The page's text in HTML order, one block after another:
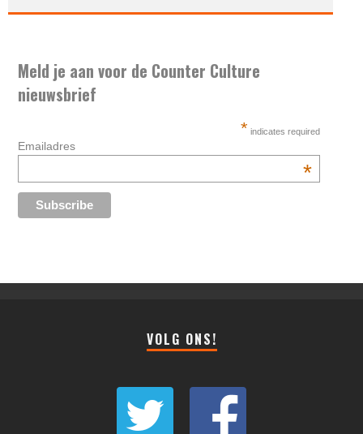
Meld je aan voor de Counter Culture
nieuwsbrief
* indicates required
Emailadres
*
VOLG ONS!